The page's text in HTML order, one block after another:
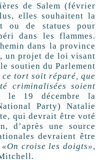
de Salem (février
elles souhaitent la
ou de statues pour
dans les flammes.
dans la province
un projet de loi visant
soutien du Parlement
tort soit réparé, que
criminalisées soient
le 19 décembre la
Party) Natalie
qui devrait être voté
d’après une source
devraient être
«On croise les doigts»,